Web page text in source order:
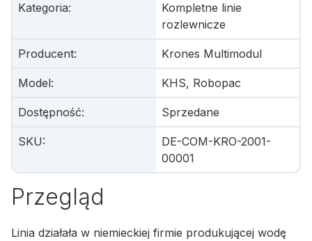
Kategoria:
Kompletne linie
rozlewnicze
Producent: Krones Multimodul
Model: KHS, Robopac
Dostępność: Sprzedane
SKU:
DE-COM-KRO-2001-
00001
Przegląd
Linia działała w niemieckiej firmie produkującej wodę